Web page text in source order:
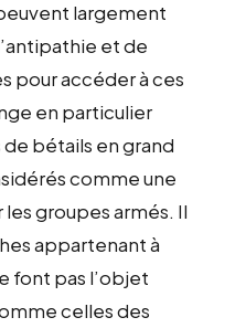
largement
et de
pour accéder à ces
en particulier
bétails en grand
comme une
groupes armés. Il
appartenant à
font pas l’objet
celles des